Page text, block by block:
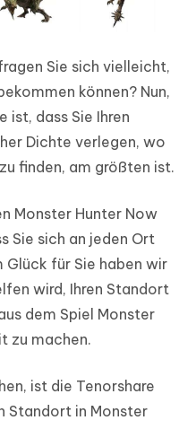
Sie sich vielleicht,
können? Nun,
ist, dass Sie Ihren
Dichte verlegen, wo
finden, am größten ist.
Monster Hunter Now
Sie sich an jeden Ort
Glück für Sie haben wir
wird, Ihren Standort
dem Spiel Monster
zu machen.
ist die Tenorshare
Standort in Monster